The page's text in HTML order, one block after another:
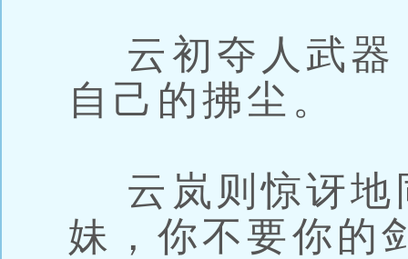
云初夺人武器
自己的拂尘。
云岚则惊讶地
妹，你不要你的